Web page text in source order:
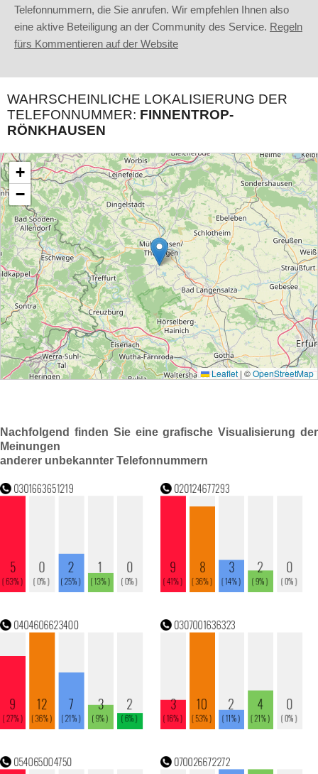
Telefonnummern, die Sie anrufen. Wir empfehlen Ihnen also
eine aktive Beteiligung an der Community des Service. Regeln
fürs Kommentieren auf der Website
WAHRSCHEINLICHE LOKALISIERUNG DER
TELEFONNUMMER: FINNENTROP-
RÖNKHAUSEN
Nachfolgend finden Sie eine grafische Visualisierung der
Meinungen
anderer unbekannter Telefonnummern